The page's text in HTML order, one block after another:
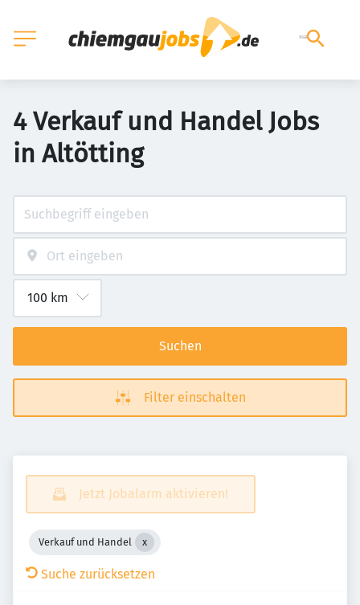
4 Verkauf und Handel Jobs
in Altötting
Suchen
Filter einschalten
Jetzt Jobalarm aktivieren!
Verkauf und Handel
Suche zurücksetzen